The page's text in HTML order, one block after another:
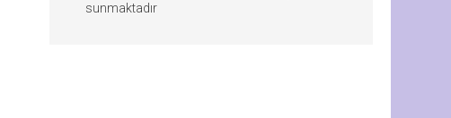
sunmaktadır